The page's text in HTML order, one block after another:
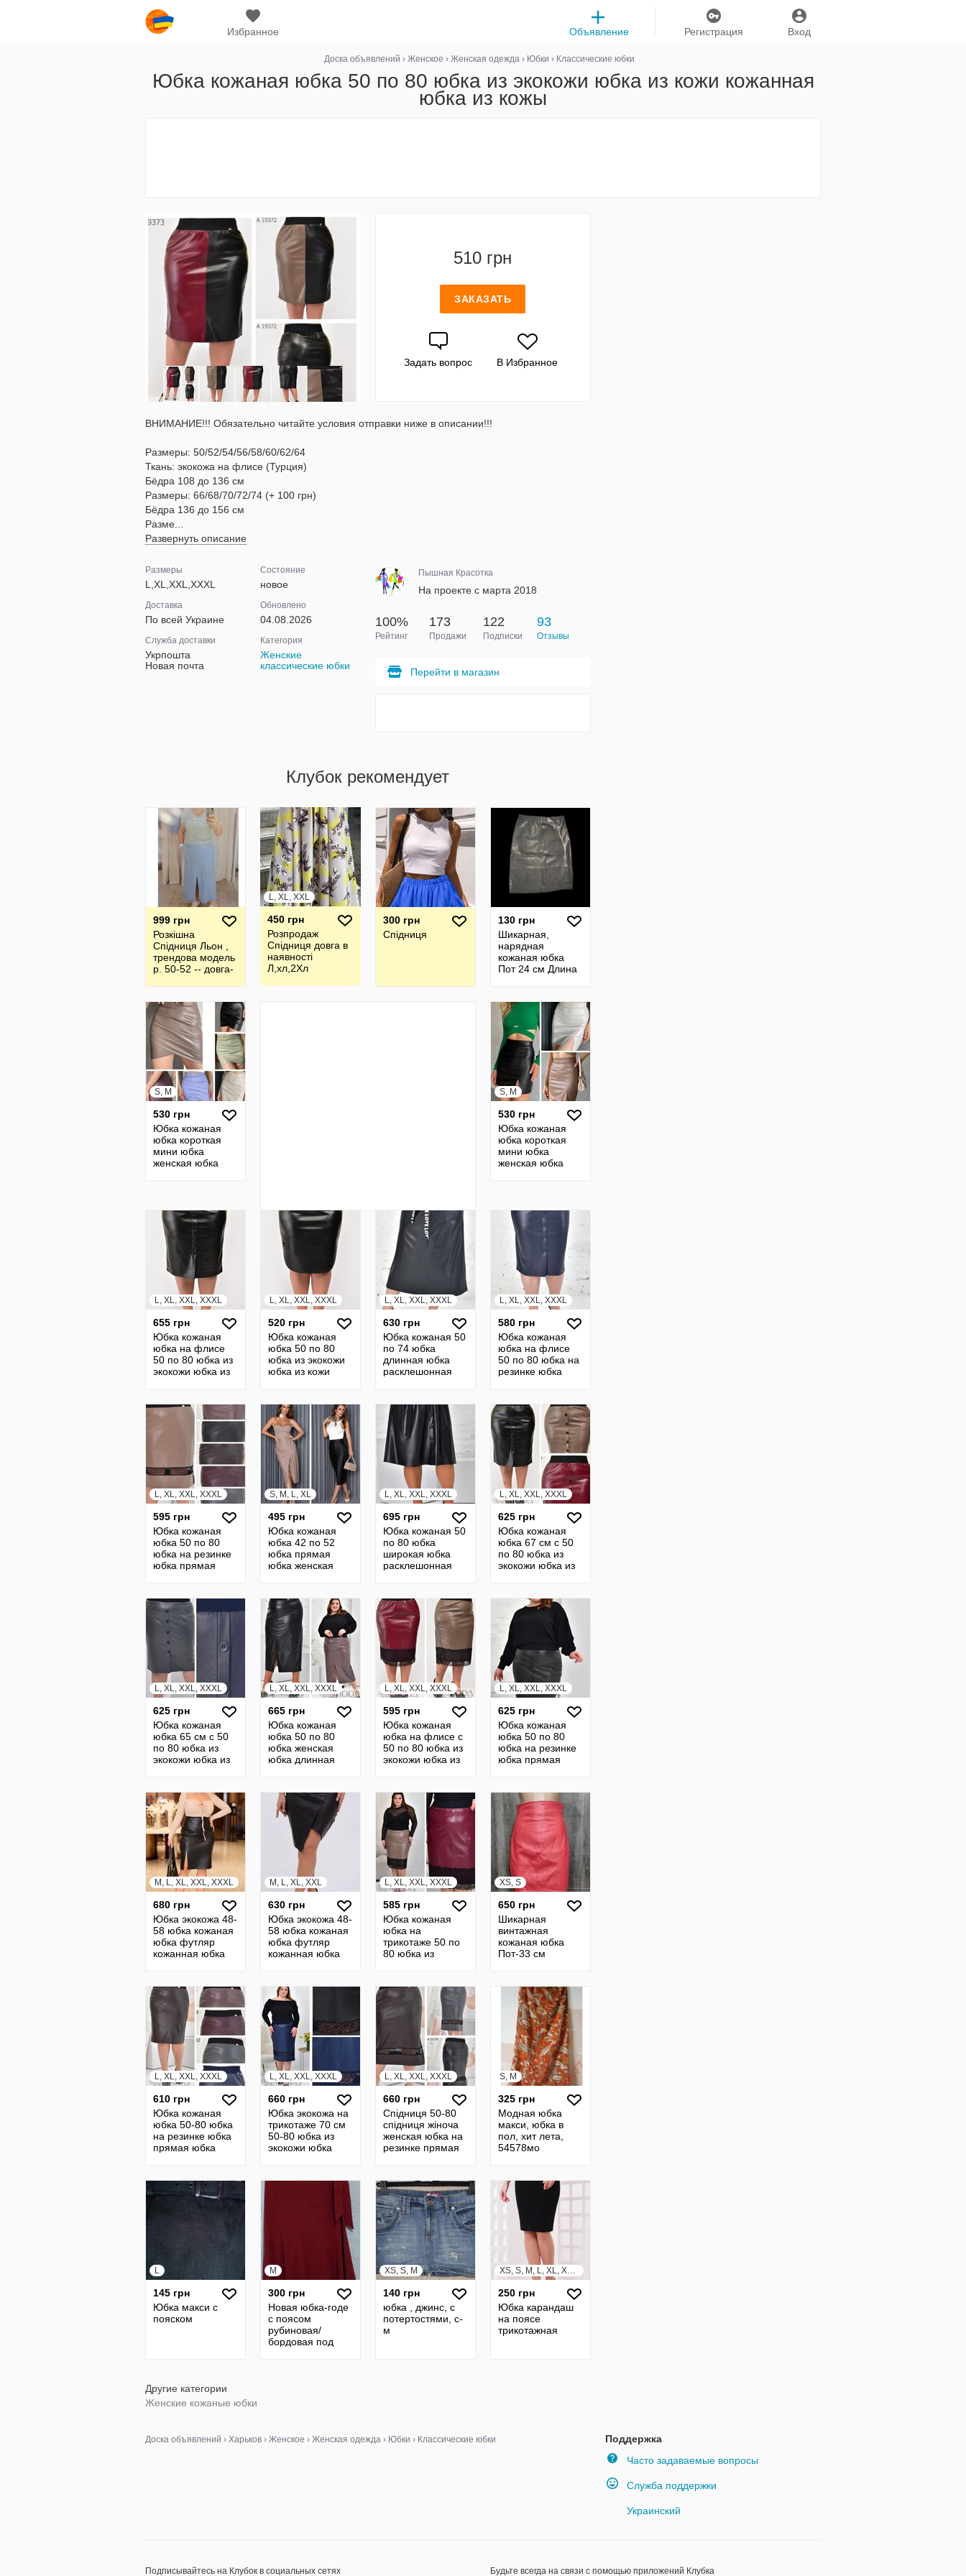
Избранное Вход
Регистрация
Объявление
Доска объявлений › Женское › Женская одежда › Юбки › Классические юбки
Юбка кожаная юбка 50 по 80 юбка из экокожи юбка из кожи кожанная
юбка из кожы
510 грн
ЗАКАЗАТЬ
Задать вопрос В Избранное
ВНИМАНИЕ!!! Обязательно читайте условия отправки ниже в описании!!!
Размеры: 50/52/54/56/58/60/62/64
Ткань: экокожа на флисе (Турция)
Бёдра 108 до 136 см
Размеры: 66/68/70/72/74 (+ 100 грн)
Бёдра 136 до 156 см
Разме...
Развернуть описание
Размеры
L,XL,XXL,XXXL
Доставка
По всей Украине
Служба доставки
Укрпошта
Новая почта
Состояние
новое
Обновлено
04.08.2026
Категория
Женские
классические юбки
Пышная Красотка
На проекте с марта 2018
100%
Рейтинг
173
Продажи
122
Подписки
93
Отзывы
Перейти в магазин
Клубок рекомендует
999 грн
Розкішна
Спідниця Льон ,
трендова модель
р. 50-52 -- довга-
L, XL, XXL
450 грн
Розпродаж
Спідниця довга в
наявності
Л,хл,2Хл
300 грн
Спідниця
130 грн
Шикарная,
нарядная
кожаная юбка
Пот 24 см Длина
во Италия, б/у
S, M
530 грн
Юбка кожаная
юбка короткая
мини юбка
женская юбка
S, M
530 грн
Юбка кожаная
юбка короткая
мини юбка
женская юбка
L, XL, XXL, XXXL
655 грн
Юбка кожаная
юбка на флисе
50 по 80 юбка из
экокожи юбка из
L, XL, XXL, XXXL
520 грн
Юбка кожаная
юбка 50 по 80
юбка из экокожи
юбка из кожи
L, XL, XXL, XXXL
630 грн
Юбка кожаная 50
по 74 юбка
длинная юбка
расклешонная
батал
L, XL, XXL, XXXL
580 грн
Юбка кожаная
юбка на флисе
50 по 80 юбка на
резинке юбка
L, XL, XXL, XXXL
595 грн
Юбка кожаная
юбка 50 по 80
юбка на резинке
юбка прямая
S, M, L, XL
495 грн
Юбка кожаная
юбка 42 по 52
юбка прямая
юбка женская
L, XL, XXL, XXXL
695 грн
Юбка кожаная 50
по 80 юбка
широкая юбка
расклешонная
юбка 21942
L, XL, XXL, XXXL
625 грн
Юбка кожаная
юбка 67 см с 50
по 80 юбка из
экокожи юбка из
19249
L, XL, XXL, XXXL
625 грн
Юбка кожаная
юбка 65 см с 50
по 80 юбка из
экокожи юбка из
20785
L, XL, XXL, XXXL
665 грн
Юбка кожаная
юбка 50 по 80
юбка женская
юбка длинная
L, XL, XXL, XXXL
595 грн
Юбка кожаная
юбка на флисе с
50 по 80 юбка из
экокожи юбка из
кожи 19370
L, XL, XXL, XXXL
625 грн
Юбка кожаная
юбка 50 по 80
юбка на резинке
юбка прямая
22455
M, L, XL, XXL, XXXL
680 грн
Юбка экокожа 48-
58 юбка кожаная
юбка футляр
кожанная юбка
M, L, XL, XXL
630 грн
Юбка экокожа 48-
58 юбка кожаная
юбка футляр
кожанная юбка
L, XL, XXL, XXXL
585 грн
Юбка кожаная
юбка на
трикотаже 50 по
80 юбка из
кожанная юбка
прямая 22637
XS, S
650 грн
Шикарная
винтажная
кожаная юбка
Пот-33 см
L, XL, XXL, XXXL
610 грн
Юбка кожаная
юбка 50-80 юбка
на резинке юбка
прямая юбка
L, XL, XXL, XXXL
660 грн
Юбка экокожа на
трикотаже 70 см
50-80 юбка из
экокожи юбка
прямая 23532
L, XL, XXL, XXXL
660 грн
Спідниця 50-80
спідниця жіноча
женская юбка на
резинке прямая
21139
S, M
325 грн
Модная юбка
макси, юбка в
пол, хит лета,
54578мо
L
145 грн
Юбка макси с
пояском
M
300 грн
Новая юбка-годе
с поясом
рубиновая/
бордовая под
XS, S, M
140 грн
юбка , джинс, с
потертостями, с-
м
XS, S, M, L, XL, XXL, XXXL
250 грн
Юбка карандаш
на поясе
трикотажная
Другие категории
Женские кожаные юбки
Поддержка
Часто задаваемые вопросы
Служба поддержки
Украинский
Доска объявлений › Харьков › Женское › Женская одежда › Юбки › Классические юбки
Подписывайтесь на Клубок в социальных сетях Будьте всегда на связи с помощью приложений Клубка